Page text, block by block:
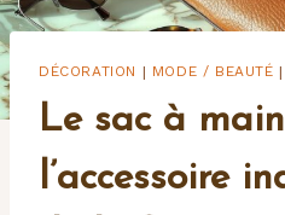
DÉCORATION MODE / BEAUTÉ
Le sac à
l’accessoire